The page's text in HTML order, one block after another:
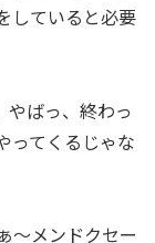
していると必要
やばっ、終わっ
ってくるじゃな
～メンドクセー